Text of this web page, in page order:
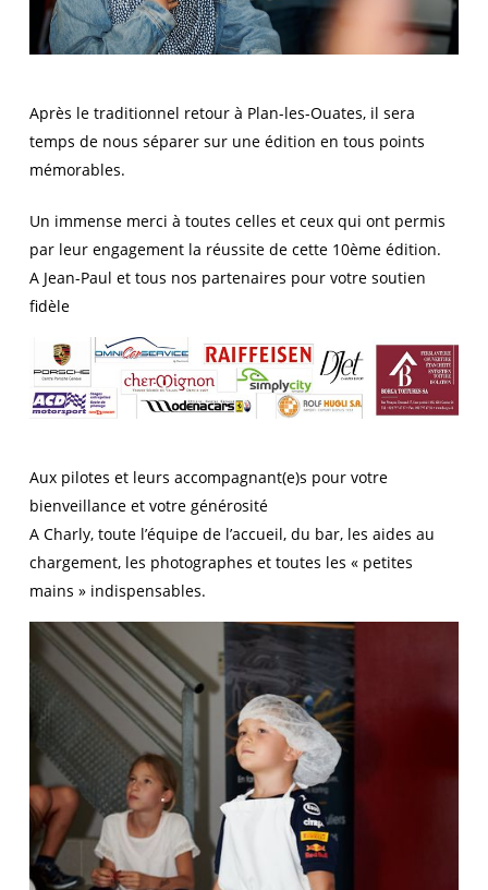
Après le traditionnel retour à Plan-les-Ouates, il sera
temps de nous séparer sur une édition en tous points
mémorables.
Un immense merci à toutes celles et ceux qui ont permis
par leur engagement la réussite de cette 10ème édition.
A Jean-Paul et tous nos partenaires pour votre soutien
fidèle
Aux pilotes et leurs accompagnant(e)s pour votre
bienveillance et votre générosité
A Charly, toute l’équipe de l’accueil, du bar, les aides au
chargement, les photographes et toutes les « petites
mains » indispensables.